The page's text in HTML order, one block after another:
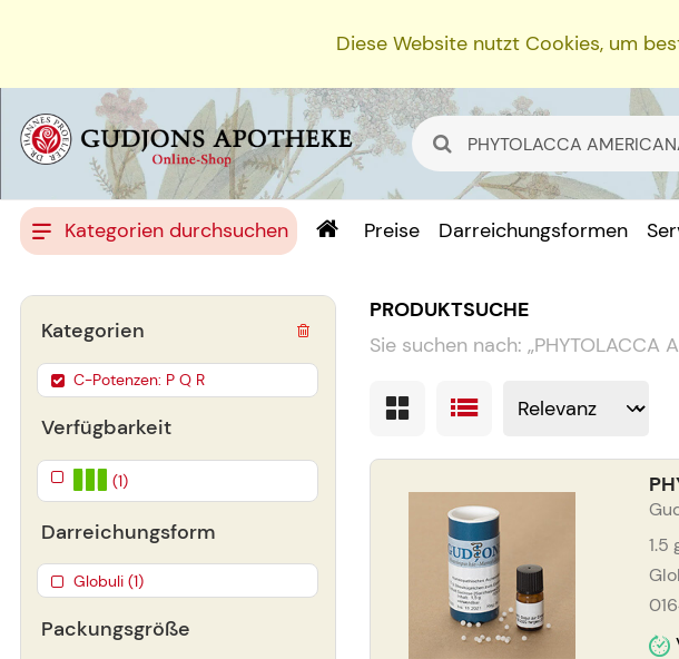
Diese Website nutzt Cookies, um
Kategorien durchsuchen Preise Darreichungsformen
PRODUKTSUCHE
Sie suchen nach: „PHYTOLACCA
1.5
Verfügbarkeit
(1)
Darreichungsform
Globuli (1)
Packungsgröße
Kategorien
C-Potenzen: P Q R